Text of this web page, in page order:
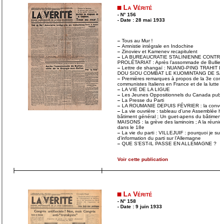
La Vérité
- N° 156
- Date : 28 mai 1933
– Tous au Mur !
– Amnistie intégrale en Indochine
– Zinoviev et Kamenev recapitulent
– LA BUREAUCRATIE STALINIENNE
PROLÉTARIAT : Après l’assommade de
– Lettre de shangaï : NUANG-PING TRAHIT
DOU SIOU COMBAT LE KUOMINTANG DE
– Premières remarques à propos de la 3e
communistes Italiens en France et de la
– LA VIE DE LA LIGUE
– Les Jeunes Oppositionnels du Canada
– La Presse du Parti
– LA ROUMANIE DEPUIS FÉVRIER : la
– La vie ouvrière : tableau d’une
bâtiment général ; Un guet-apens du
MAISONS : la grève des laminoirs ; A la
dans le 18e
– La vie du parti : VILLEJUIF : pourquoi je
d’information du parti sur l’Allemagne
– QUE S’EST-IL PASSE EN ALLEMAGNE ?
Voir cette publication
La Vérité
- N° 158
- Date : 9 juin 1933